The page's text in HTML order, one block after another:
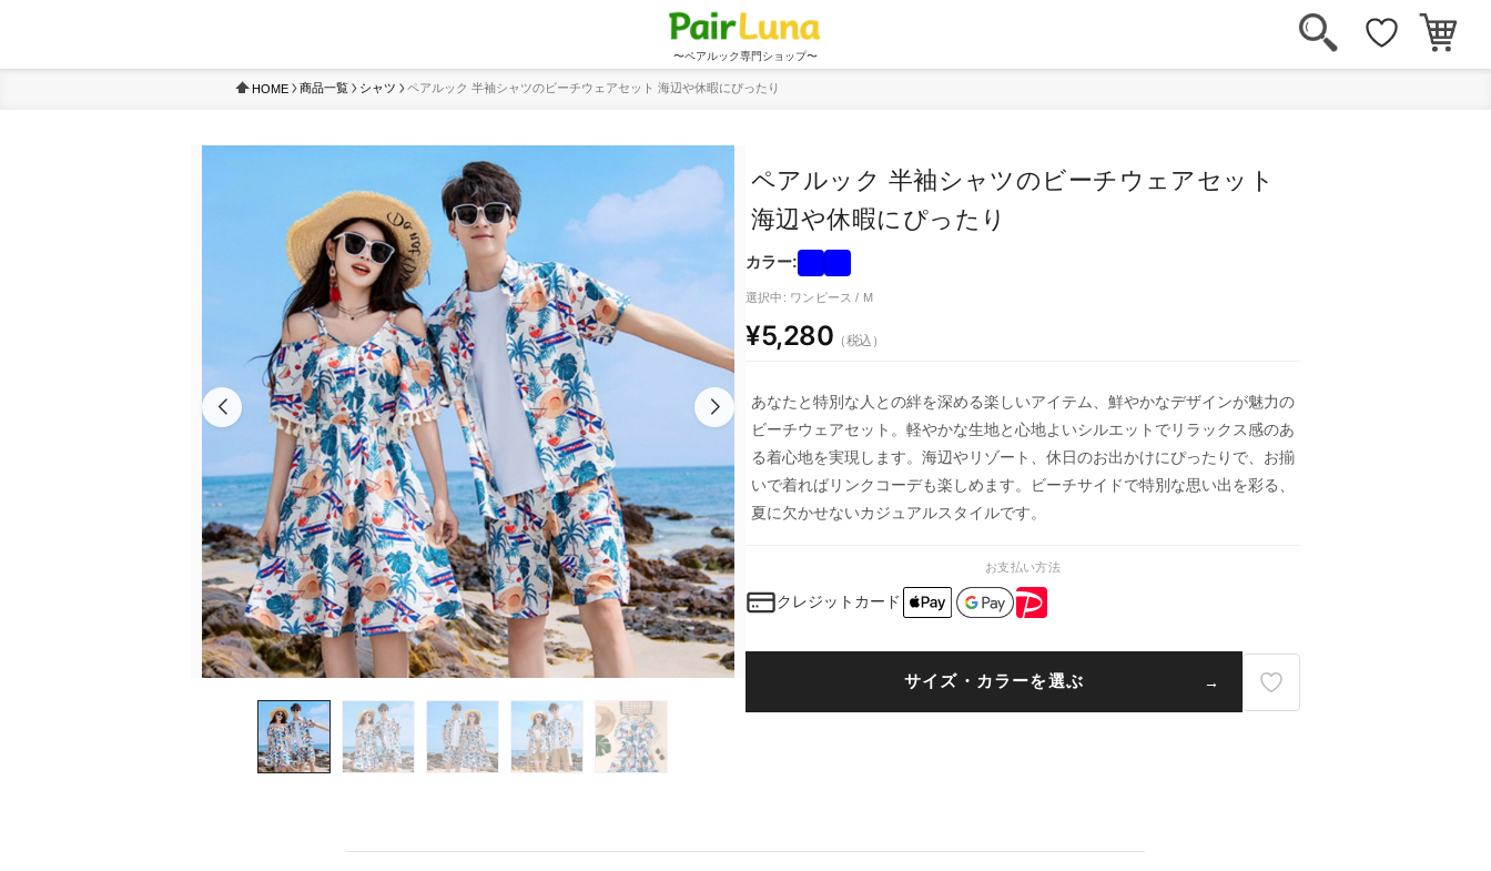
〜ペアルック専門ショップ〜
HOME 商品一覧 シャツ ペアルック 半袖シャツのビーチウェアセット 海辺や休暇にぴったり
ペアルック 半袖シャツのビーチウェアセット
海辺や休暇にぴったり
カラー:
選択中: ワンピース / M
¥5,280 （税込）
あなたと特別な人との絆を深める楽しいアイテム、鮮やかなデザインが魅力の
ビーチウェアセット。軽やかな生地と心地よいシルエットでリラックス感のあ
る着心地を実現します。海辺やリゾート、休日のお出かけにぴったりで、お揃
いで着ればリンクコーデも楽しめます。ビーチサイドで特別な思い出を彩る、
夏に欠かせないカジュアルスタイルです。
お支払い方法
クレジットカード
サイズ・カラーを選ぶ